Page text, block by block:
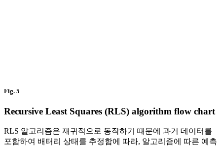
Fig. 5
Recursive Least Squares (RLS) algorithm flow chart
RLS 알고리즘은 재귀적으로 동작하기 때문에 과거 데이터를
포함하여 배터리 상태를 추정함에 따라, 알고리즘에 따른 예측